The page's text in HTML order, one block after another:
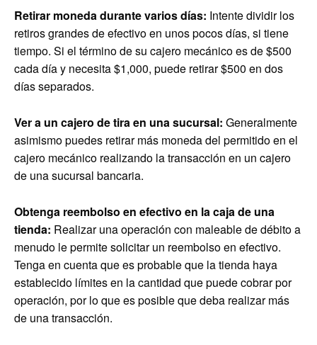
Retirar moneda durante varios días: Intente dividir los
retiros grandes de efectivo en unos pocos días, si tiene
tiempo. Si el término de su cajero mecánico es de $500
cada día y necesita $1,000, puede retirar $500 en dos
días separados.
Ver a un cajero de tira en una sucursal: Generalmente
asimismo puedes retirar más moneda del permitido en el
cajero mecánico realizando la transacción en un cajero
de una sucursal bancaria.
Obtenga reembolso en efectivo en la caja de una
tienda: Realizar una operación con maleable de débito a
menudo le permite solicitar un reembolso en efectivo.
Tenga en cuenta que es probable que la tienda haya
establecido límites en la cantidad que puede cobrar por
operación, por lo que es posible que deba realizar más
de una transacción.